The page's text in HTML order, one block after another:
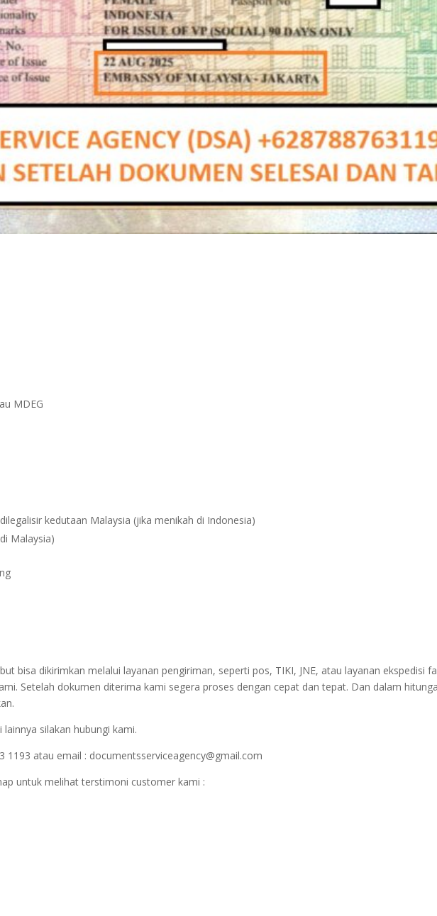
MDEG
kedutaan Malaysia (jika menikah di Indonesia)
Malaysia)
bisa dikirimkan melalui layanan pengiriman, seperti pos, TIKI, JNE, atau layanan ekspedisi
Setelah dokumen diterima kami segera proses dengan cepat dan tepat. Dan dalam
silakan hubungi kami.
1193 atau email : documentsserviceagency@gmail.com
untuk melihat terstimoni customer kami :